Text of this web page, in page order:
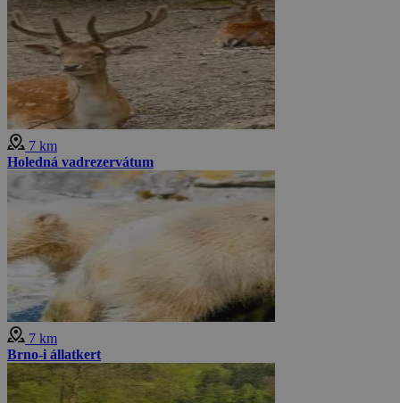
7 km
Holedná vadrezervátum
7 km
Brno-i állatkert